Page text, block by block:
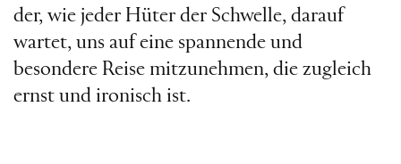
der, wie jeder Hüter der Schwelle, darauf
wartet, uns auf eine spannende und
besondere Reise mitzunehmen, die zugleich
ernst und ironisch ist.